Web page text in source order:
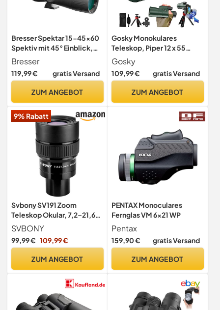
Bresser Spektar 15-45x60
Spektiv mit 45° Einblick,
Schnellfokussierung, inkl.
Smartphone-Adapter
Bresser
119,99 € gratis Versand
ZUM ANGEBOT
Gosky Monokulares
Teleskop, Piper 12 x 55
Hochauflösendes
Monokular für Erwachsene
mit BAK4-Prisma und FMC-
handlich mit Smartphone-
Gosky
109,99 € gratis Versand
ZUM ANGEBOT
9% Rabatt
Svbony SV191 Zoom
Teleskop Okular, 7,2–21,6
mm Zoom Okular
SVBONY
99,99 € 109,99 €
ZUM ANGEBOT
PENTAX Monoculares
Fernglas VM 6x21 WP
Pentax
159,90 € gratis Versand
ZUM ANGEBOT